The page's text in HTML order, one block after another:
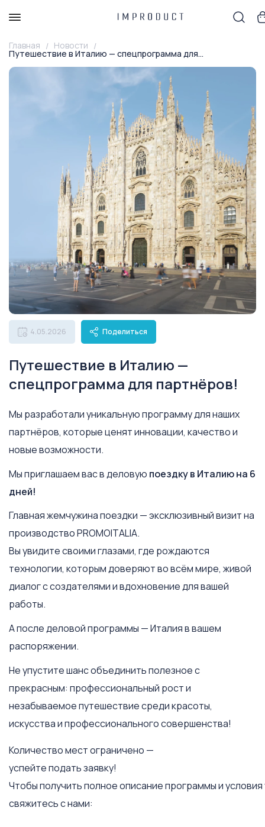
Главная Новости
Путешествие в Италию — спецпрограмма для...
4.05.2026 Поделиться
Путешествие в Италию —
спецпрограмма для партнёров!
Мы разработали уникальную программу для наших
партнёров, которые ценят инновации, качество и
новые возможности.
Мы приглашаем вас в деловую поездку в Италию на 6
дней!
Главная жемчужина поездки — эксклюзивный визит на
производство PROMOITALIA.
Вы увидите своими глазами, где рождаются
технологии, которым доверяют во всём мире, живой
диалог с создателями и вдохновение для вашей
работы.
А после деловой программы — Италия в вашем
распоряжении.
Не упустите шанс объединить полезное с
прекрасным: профессиональный рост и
незабываемое путешествие среди красоты,
искусства и профессионального совершенства!
Количество мест ограничено —
успейте подать заявку!
Чтобы получить полное описание программы и условия
свяжитесь с нами: